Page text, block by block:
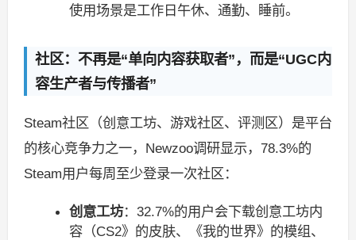
使用场景是工作日午休、通勤、睡前。
社区：不再是“单向内容获取者”，而是“UGC内
容生产者与传播者”
Steam社区（创意工坊、游戏社区、评测区）是平台
的核心竞争力之一，Newzoo调研显示，78.3%的
Steam用户每周至少登录一次社区：
创意工坊：32.7%的用户会下载创意工坊内
容（CS2》的皮肤、《我的世界》的模组、